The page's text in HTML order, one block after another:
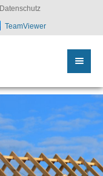
Datenschutz
TeamViewer